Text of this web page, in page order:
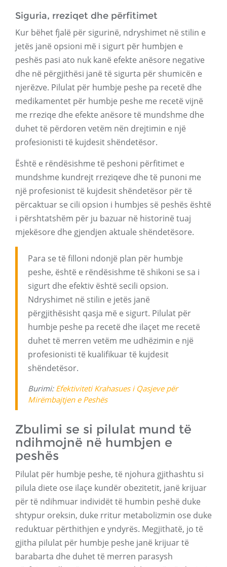
Siguria, rreziqet dhe përfitimet
Kur bëhet fjalë për sigurinë, ndryshimet në stilin e
jetës janë opsioni më i sigurt për humbjen e
peshës pasi ato nuk kanë efekte anësore negative
dhe në përgjithësi janë të sigurta për shumicën e
njerëzve. Pilulat për humbje peshe pa recetë dhe
medikamentet për humbje peshe me recetë vijnë
me rreziqe dhe efekte anësore të mundshme dhe
duhet të përdoren vetëm nën drejtimin e një
profesionisti të kujdesit shëndetësor.
Është e rëndësishme të peshoni përfitimet e
mundshme kundrejt rreziqeve dhe të punoni me
një profesionist të kujdesit shëndetësor për të
përcaktuar se cili opsion i humbjes së peshës është
i përshtatshëm për ju bazuar në historinë tuaj
mjekësore dhe gjendjen aktuale shëndetësore.
Para se të filloni ndonjë plan për humbje
peshe, është e rëndësishme të shikoni se sa i
sigurt dhe efektiv është secili opsion.
Ndryshimet në stilin e jetës janë
përgjithësisht qasja më e sigurt. Pilulat për
humbje peshe pa recetë dhe ilaçet me recetë
duhet të merren vetëm me udhëzimin e një
profesionisti të kualifikuar të kujdesit
shëndetësor.
Burimi: Efektiviteti Krahasues i Qasjeve për
Mirëmbajtjen e Peshës
Zbulimi se si pilulat mund të
ndihmojnë në humbjen e
peshës
Pilulat për humbje peshe, të njohura gjithashtu si
pilula diete ose ilaçe kundër obezitetit, janë krijuar
për të ndihmuar individët të humbin peshë duke
shtypur oreksin, duke rritur metabolizmin ose duke
reduktuar përthithjen e yndyrës. Megjithatë, jo të
gjitha pilulat për humbje peshe janë krijuar të
barabarta dhe duhet të merren parasysh